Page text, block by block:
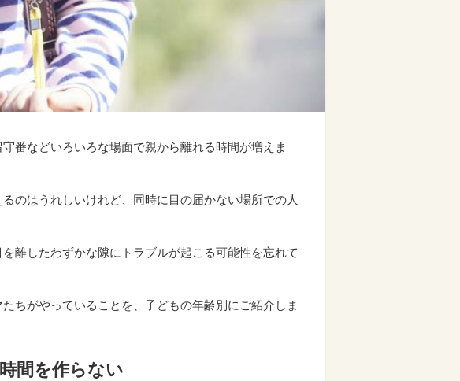
番などいろいろな場面で親から離れる時間が増えま
のはうれしいけれど、同時に目の届かない場所での人
離したわずかな隙にトラブルが起こる可能性を忘れて
ちがやっていることを、子どもの年齢別にご紹介しま
間を作らない